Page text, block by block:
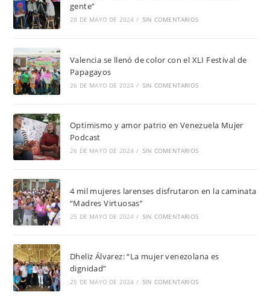
gente”
28 DE MAYO DE 2024 / SIN COMENTARIOS
Valencia se llenó de color con el XLI Festival de
Papagayos
26 DE MAYO DE 2024 / SIN COMENTARIOS
Optimismo y amor patrio en Venezuela Mujer
Podcast
26 DE MAYO DE 2024 / SIN COMENTARIOS
4 mil mujeres larenses disfrutaron en la caminata
“Madres Virtuosas”
25 DE MAYO DE 2024 / SIN COMENTARIOS
Dheliz Álvarez: “La mujer venezolana es
dignidad”
25 DE MAYO DE 2024 / SIN COMENTARIOS